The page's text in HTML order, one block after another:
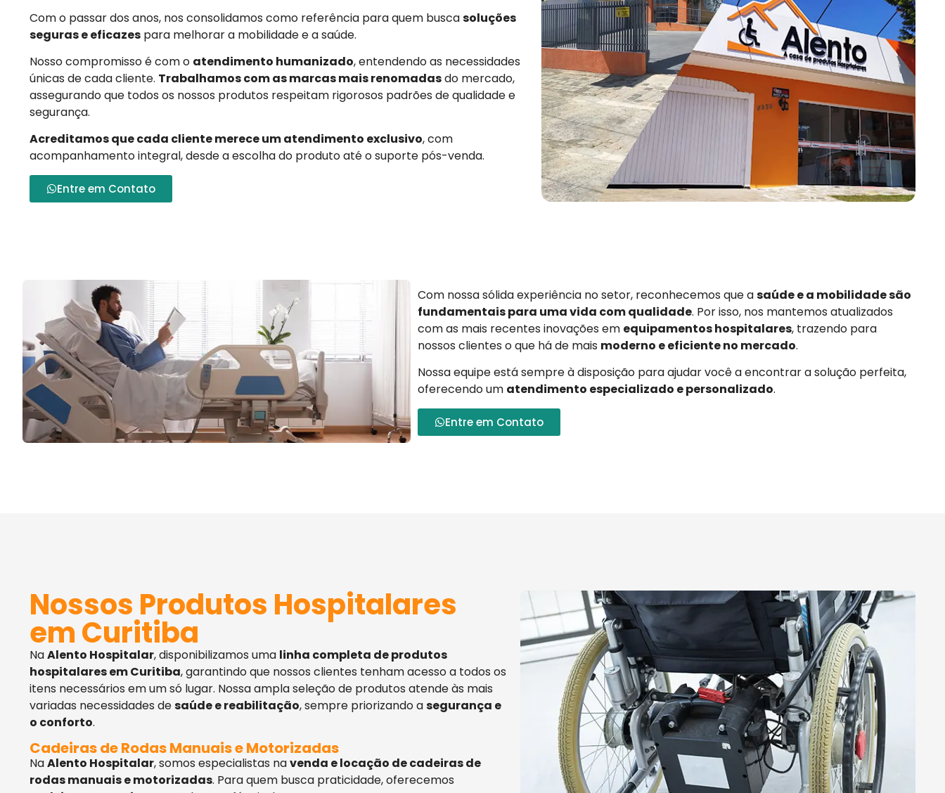
Com o passar dos anos, nos consolidamos como referência para quem buscasoluções
seguras e eficazes para melhorar a mobilidade e a saúde.
Nosso compromisso é com o atendimento humanizado, entendendo as necessidades
únicas de cada cliente. Trabalhamos com as marcas mais renomadasdo mercado,
assegurando que todos os nossos produtos respeitam rigorosos padrões de qualidade e
segurança.
Acreditamos que cada cliente merece um atendimento exclusivo, com
acompanhamento integral, desde a escolha do produto até o suporte pós-venda.
Entre em Contato
Com nossa sólida experiência no setor, reconhecemos que asaúde e a mobilidade são
fundamentais para uma vida com qualidade. Por isso, nos mantemos atualizados
com as mais recentes inovações em equipamentos hospitalares, trazendo para
nossos clientes o que há de mais moderno e eficiente no mercado.
Nossa equipe está sempre à disposição para ajudar você a encontrar a solução perfeita,
oferecendo um atendimento especializado e personalizado.
Entre em Contato
Nossos Produtos Hospitalares
em Curitiba
NaAlento Hospitalar, disponibilizamos uma linha completa de produtos
hospitalares em Curitiba, garantindo que nossos clientes tenham acesso a todos os
itens necessários em um só lugar. Nossa ampla seleção de produtos atende às mais
variadas necessidades desaúde e reabilitação, sempre priorizando asegurança e
o conforto.
Cadeiras de Rodas Manuais e Motorizadas
NaAlento Hospitalar, somos especialistas navenda e locação de cadeiras de
rodas manuais e motorizadas. Para quem busca praticidade, oferecemos